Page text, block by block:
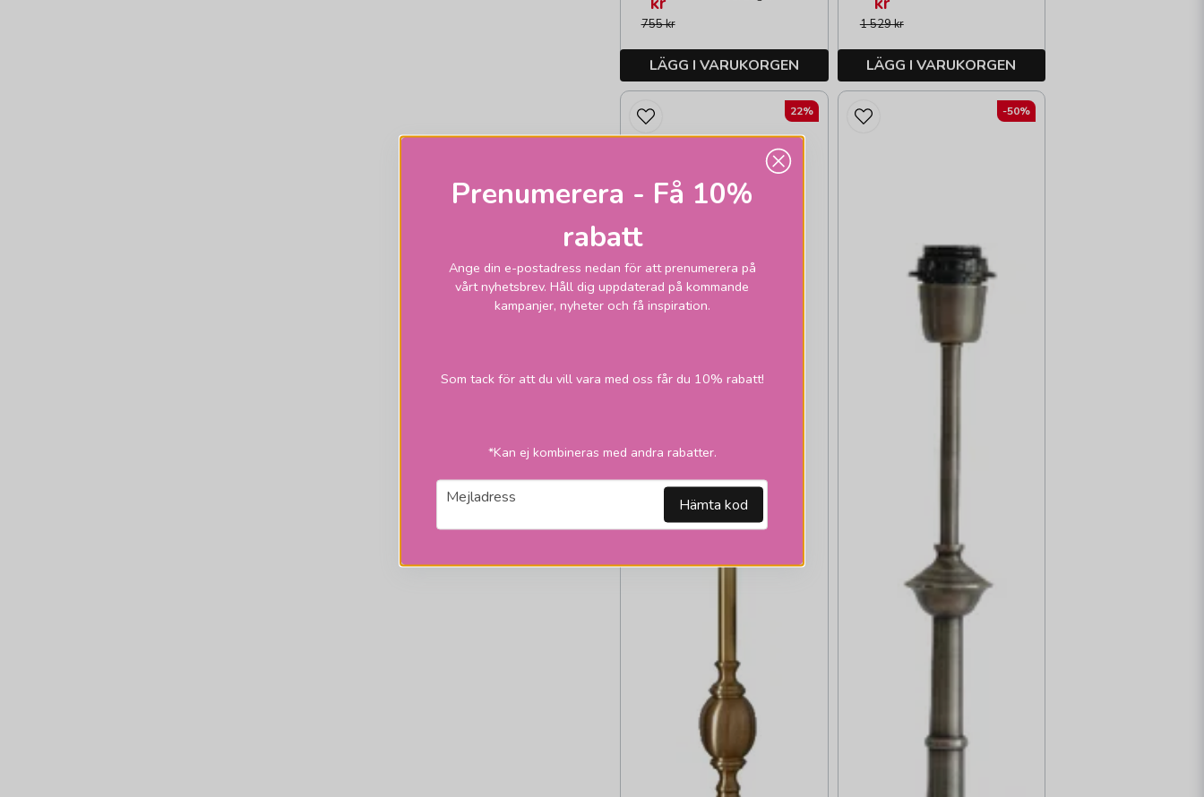
755 kr
LÄGG I VARUKORGEN
1 529 kr
LÄGG I VARUKORGEN
22% -50%
Prenumerera - Få 10%
rabatt
Ange din e-postadress nedan för att prenumerera på
vårt nyhetsbrev. Håll dig uppdaterad på kommande
kampanjer, nyheter och få inspiration.
Som tack för att du vill vara med oss får du 10% rabatt!
*Kan ej kombineras med andra rabatter.
email
Mejladress Hämta kod